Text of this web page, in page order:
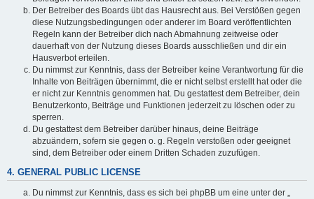
Der Betreiber des Boards übt das Hausrecht aus. Bei Verstößen gegen
diese Nutzungsbedingungen oder anderer im Board veröffentlichten
Regeln kann der Betreiber dich nach Abmahnung zeitweise oder
dauerhaft von der Nutzung dieses Boards ausschließen und dir ein
Hausverbot erteilen.
Du nimmst zur Kenntnis, dass der Betreiber keine Verantwortung für die
Inhalte von Beiträgen übernimmt, die er nicht selbst erstellt hat oder die
er nicht zur Kenntnis genommen hat. Du gestattest dem Betreiber, dein
Benutzerkonto, Beiträge und Funktionen jederzeit zu löschen oder zu
sperren.
Du gestattest dem Betreiber darüber hinaus, deine Beiträge
abzuändern, sofern sie gegen o. g. Regeln verstoßen oder geeignet
sind, dem Betreiber oder einem Dritten Schaden zuzufügen.
4. GENERAL PUBLIC LICENSE
Du nimmst zur Kenntnis, dass es sich bei phpBB um eine unter der „